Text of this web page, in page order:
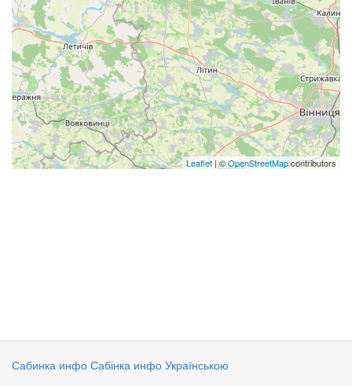
Leaflet | ©OpenStreetMapcontributors
Сабинка инфо Сабінка инфо Українською